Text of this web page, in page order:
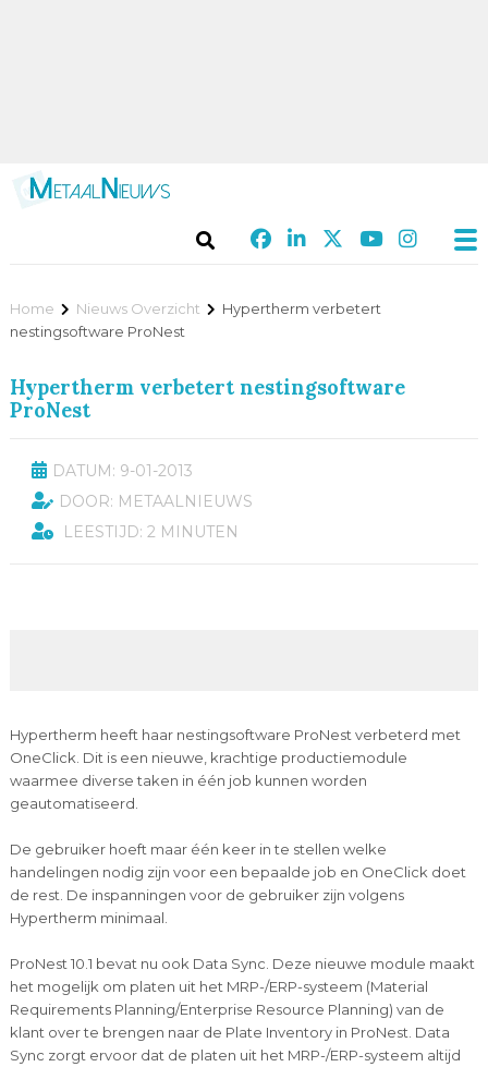
Home Nieuws Overzicht
Hypertherm verbetert
nestingsoftware ProNest
Hypertherm verbetert nestingsoftware
ProNest
DATUM: 9-01-2013
DOOR: METAALNIEUWS
LEESTIJD: 2 MINUTEN
Hypertherm heeft haar nestingsoftware ProNest verbeterd met
OneClick. Dit is een nieuwe, krachtige productiemodule
waarmee diverse taken in één job kunnen worden
geautomatiseerd.
De gebruiker hoeft maar één keer in te stellen welke
handelingen nodig zijn voor een bepaalde job en OneClick doet
de rest. De inspanningen voor de gebruiker zijn volgens
Hypertherm minimaal.
ProNest 10.1 bevat nu ook Data Sync. Deze nieuwe module maakt
het mogelijk om platen uit het MRP-/ERP-systeem (Material
Requirements Planning/Enterprise Resource Planning) van de
klant over te brengen naar de Plate Inventory in ProNest. Data
Sync zorgt ervoor dat de platen uit het MRP-/ERP-systeem altijd